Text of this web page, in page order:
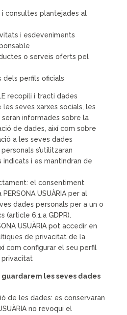
i consultes plantejades al
i esdeveniments
o serveis oferts pel
dels perfils oficials
recopili i tracti dades
seves xarxes socials, les
seran informades sobre la
de dades, així com sobre
a les seves dades
s’utilitzaran
indicats i es mantindran de
el consentiment
USUÀRIA per al
dades personals per a un o
(article 6.1.a GDPR).
USUÀRIA pot accedir en
de privacitat de la
com configurar el seu perfil
privacitat
les seves dades
de les dades: es conservaran
no revoqui el